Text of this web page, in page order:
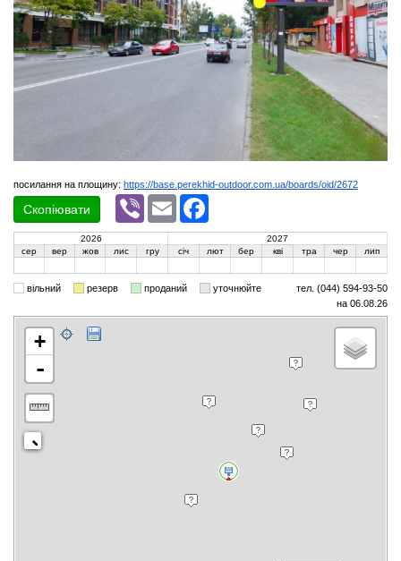
посилання на площину: https://base.perekhid-outdoor.com.ua/boards/oid/2672
Скопіювати
Viber Email
2026
2027
сер
вер жов лис гру січ лют бер кві тра чер лип
вільний резерв проданий уточнюйте
тел. (044) 594-93-50
на 06.08.26
+
-